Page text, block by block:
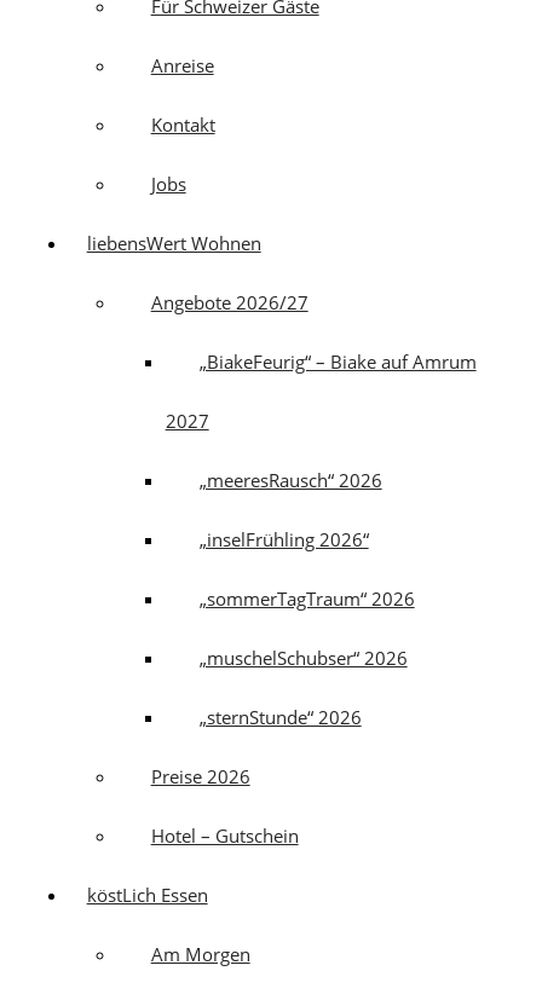
Für Schweizer Gäste
Anreise
Kontakt
Jobs
liebensWert Wohnen
Angebote 2026/27
„BiakeFeurig“ – Biake auf Amrum
2027
„meeresRausch“ 2026
„inselFrühling 2026“
„sommerTagTraum“ 2026
„muschelSchubser“ 2026
„sternStunde“ 2026
Preise 2026
Hotel – Gutschein
köstLich Essen
Am Morgen